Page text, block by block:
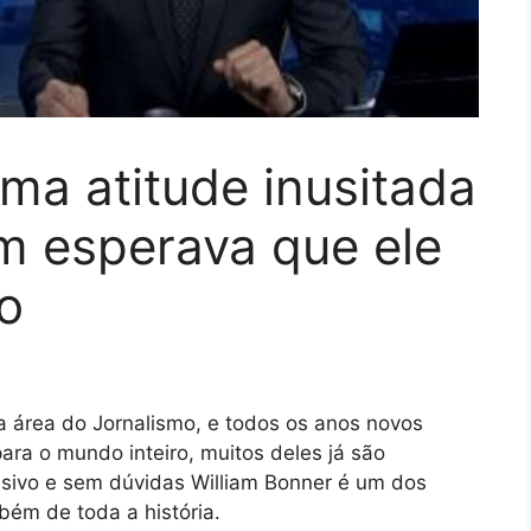
atitude inusitada
esperava que ele
do Jornalismo, e todos os anos novos
o mundo inteiro, muitos deles já são
e sem dúvidas William Bonner é um dos
de toda a história.